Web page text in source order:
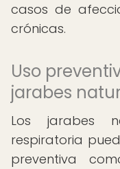
casos de
crónicas.
Uso
jarabes
Los jarabes
respiratoria
preventiva